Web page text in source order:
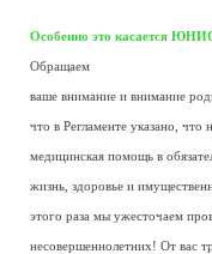
Особенно это касается
Обращаем
ваше внимание и внимание
что в Регламенте указано, что
медицинская помощь в
жизнь, здоровье и
этого раза мы ужесточаем
несовершеннолетних! От вас